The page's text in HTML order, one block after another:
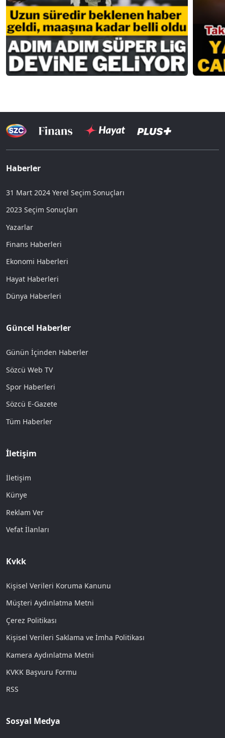
Haberler
31 Mart 2024 Yerel Seçim Sonuçları
2023 Seçim Sonuçları
Yazarlar
Finans Haberleri
Ekonomi Haberleri
Hayat Haberleri
Dünya Haberleri
Güncel Haberler
Günün İçinden Haberler
Sözcü Web TV
Spor Haberleri
Sözcü E-Gazete
Tüm Haberler
İletişim
İletişim
Künye
Reklam Ver
Vefat İlanları
Kvkk
Kişisel Verileri Koruma Kanunu
Müşteri Aydınlatma Metni
Çerez Politikası
Kişisel Verileri Saklama ve İmha Politikası
Kamera Aydınlatma Metni
KVKK Başvuru Formu
RSS
Sosyal Medya